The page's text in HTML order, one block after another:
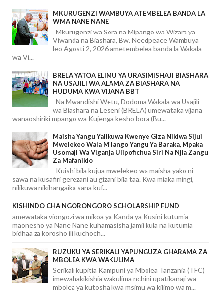
MKURUGENZI WAMBUYA ATEMBELEA BANDA LA
WMA NANE NANE
Mkurugenzi wa Sera na Mipango wa Wizara ya
Viwanda na Biashara, Bw. Needpeace Wambuya
leo Agosti 2, 2026 ametembelea banda la Wakala
wa Vi...
BRELA YATOA ELIMU YA URASIMISHAJI BIASHARA
NA USAJILI WA ALAMA ZA BIASHARA NA
HUDUMA KWA VIJANA BBT
Na Mwandishi Wetu, Dodoma Wakala wa Usajili
wa Biashara na Leseni (BRELA) umewataka vijana
wanaoshiriki mpango wa Kujenga kesho bora (Bu...
Maisha Yangu Yalikuwa Kwenye Giza Nikiwa Sijui
Mwelekeo Wala Milango Yangu Ya Baraka, Mpaka
Usomaji Wa Viganja Ulipofichua Siri Na Njia Zangu
Za Mafanikio
Kuishi bila kujua mwelekeo wa maisha yako ni
sawa na kusafiri gerezani au gizani bila taa. Kwa miaka mingi,
nilikuwa nikihangaika sana kuf...
KISHINDO CHA NGORONGORO SCHOLARSHIP FUND
amewataka viongozi wa mikoa ya Kanda ya Kusini kutumia
maonesho ya Nane Nane kuhamasisha jamii kula na kutumia
bidhaa za korosho ili kuchoch...
RUZUKU YA SERIKALI YAPUNGUZA GHARAMA ZA
MBOLEA KWA WAKULIMA
Serikali kupitia Kampuni ya Mbolea Tanzania (TFC)
imewahakikishia wakulima nchini upatikanaji wa
mbolea ya kutosha kwa msimu wa kilimo wa m...